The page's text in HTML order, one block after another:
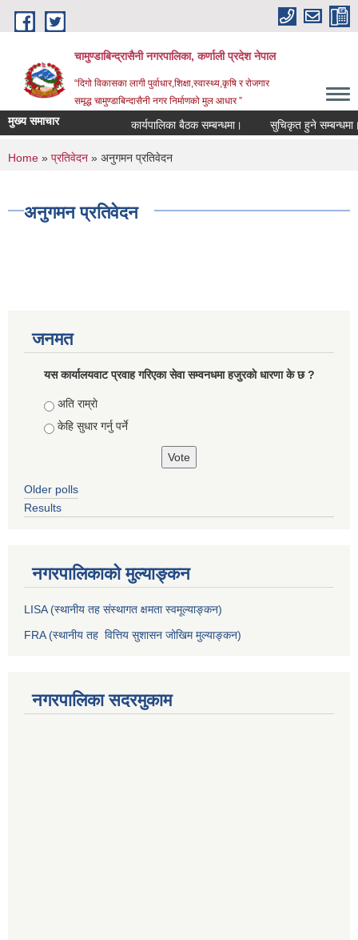
Skip to main content
चामुण्डाबिन्द्रासैनी नगरपालिका, कर्णाली प्रदेश नेपाल
“दिगो विकासका लागी पुर्वाधार,शिक्षा,स्वास्थ्य,कृषि र रोजगार
समृद्ध चामुण्डाबिन्दासैनी नगर निर्माणको मुल आधार ”
मुख्य समाचार कार्यपालिका बैठक सम्बन्धमा। सुचिकृत हुने सम्बन्धमा।
You are here
Home » प्रतिवेदन » अनुगमन प्रतिवेदन
अनुगमन प्रतिवेदन
जनमत
यस कार्यालयवाट प्रवाह गरिएका सेवा सम्वनधमा हजुरकाे धारणा के छ ?
Choices
अति राम्राे
केहि सुधार गर्नु पर्ने
Older polls
Results
नगरपालिकाको मुल्याङ्कन
LISA (स्थानीय तह संस्थागत क्षमता स्वमूल्याङ्कन)
FRA (स्थानीय तह वित्तिय सुशासन जोखिम मुल्याङ्कन)
नगरपालिका सदरमुकाम